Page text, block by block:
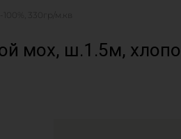
330гр/м.кв
мох, ш.1.5м,